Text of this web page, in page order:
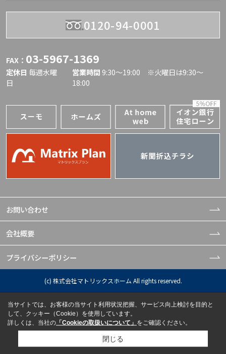
0120-94-0001
FAX： 03-5967-1369
定休日 毎週水曜
日
営業時間 9:30〜19:00 ※火曜日は9:30～
18:00
お問い合わせ
会社概要
プライバシーポリシー
(c) 株式会社マトリックスホーム All rights reserved.
当サイトでは、お客様の当サイト利用状況把握、サービス向上検討を目的と
して、クッキー（Cookie）を使用しています。
詳しくは、当社の 「Cookieの取扱いについて」 をご確認ください。
閉じる